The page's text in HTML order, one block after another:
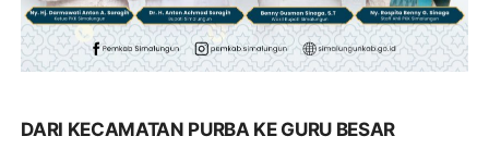
DARI KECAMATAN PURBA KE GURU BESAR